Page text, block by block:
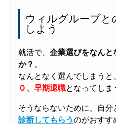
ウィルグループと
しよう
就活で、 企業選びをなんと
か？ 。
なんとなく選んでしまうと
０、早期退職となってしま
そうならないために、自
診断してもらうのがおすす